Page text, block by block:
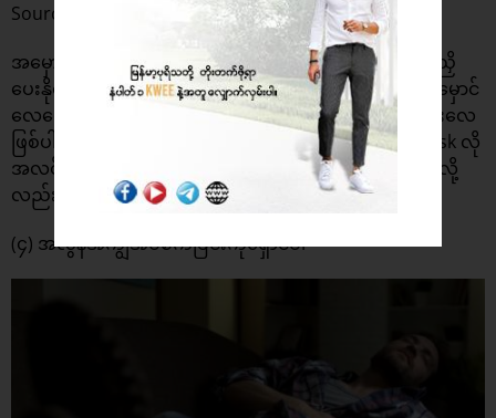
Source : iStock
အမှောင်ထုက အိပ်စက်ခြင်းစက်ဝန်းကို အမှန်တကယ်ထိန်းညှိ
ပေးနိုင်တဲ့ အကောင်းဆုံးအရာတစ်ခုဖြစ်ပါတယ်။ အခန်းကမှောင်
လေလေ သင့်ကိုပိုပြီးနှစ်နှစ်ခြိုက်ခြိုက်အိပ်ပျော်ဖို့ ကူညီပေးလေ
ဖြစ်ပါတယ်။ဒါကြောင့်အခန်းမီးတွေပိတ်အိပ်ပါ။ sleep mask လို
အလင်းကိုကာကွယ်ပေးတဲ့ မျက်နှာဖုံးလေးတွေတပ်ပြီးအိပ်လို့
လည်းရပါတယ်။
(၄) အလွန်အကျွံအိပ်စက်ခြင်းကိုရှောင်ပါ